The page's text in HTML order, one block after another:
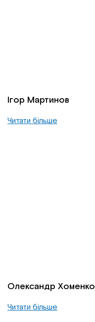
Ігор Мартинов
Читати більше
Олександр Хоменко
Читати більше